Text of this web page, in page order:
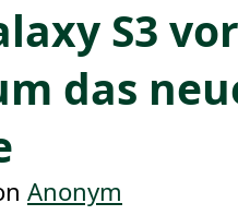
S3
das
Anonym